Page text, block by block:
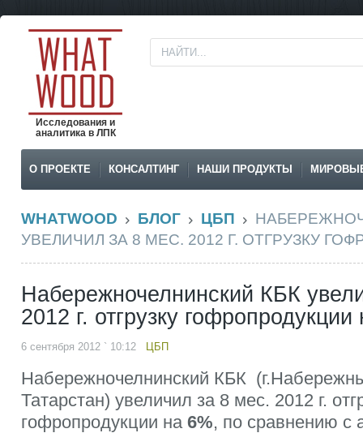
Исследования и
аналитика в ЛПК
О ПРОЕКТЕ КОНСАЛТИНГ НАШИ ПРОДУКТЫ
WHATWOOD БЛОГ ЦБП
УВЕЛИЧИЛ ЗА 8 МЕС. 2012 Г. ОТГРУЗКУ
Набережночелнинский КБК
2012 г. отгрузку гофропродукции
6 сентября 2012 ` 10:12 ЦБП
Набережночелнинский КБК
Татарстан) увеличил за 8 мес. 2012 г.
гофропродукции на6%, по сравнению с